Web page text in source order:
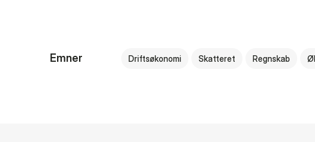
Emner Driftsøkonomi Skatteret Regnskab